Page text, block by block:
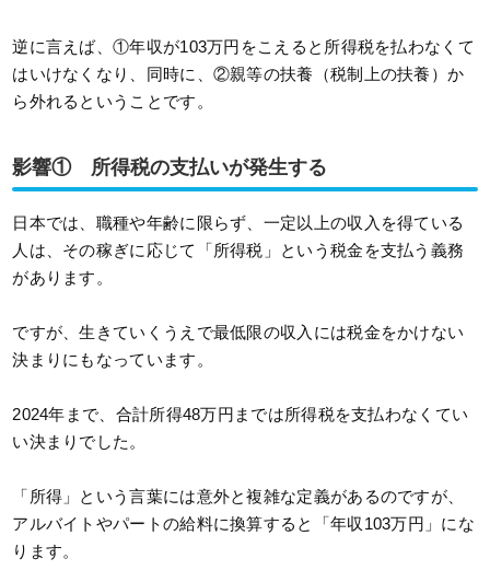
逆に言えば、①年収が103万円をこえると所得税を払わなくて
はいけなくなり、同時に、②親等の扶養（税制上の扶養）か
ら外れるということです。
影響① 所得税の支払いが発生する
日本では、職種や年齢に限らず、一定以上の収入を得ている
人は、その稼ぎに応じて「所得税」という税金を支払う義務
があります。
ですが、生きていくうえで最低限の収入には税金をかけない
決まりにもなっています。
2024年まで、合計所得48万円までは所得税を支払わなくてい
い決まりでした。
「所得」という言葉には意外と複雑な定義があるのですが、
アルバイトやパートの給料に換算すると「年収103万円」にな
ります。